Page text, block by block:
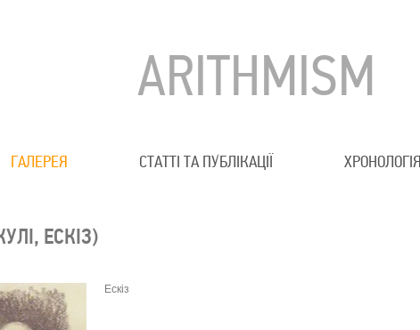
ARITHMISM
ГАЛЕРЕЯ СТАТТІ ТА ПУБЛІКАЦІЇ ХРОНОЛОГІЯ
ЕСКІЗ)
Ескіз